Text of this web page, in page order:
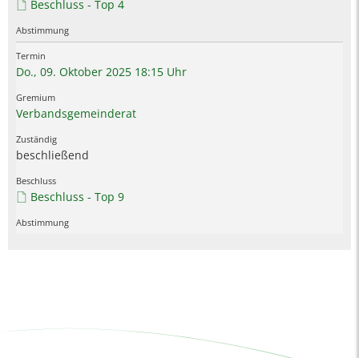
Beschluss - Top 4
Do., 09. Oktober 2025 18:15 Uhr
Verbandsgemeinderat
beschließend
Beschluss - Top 9